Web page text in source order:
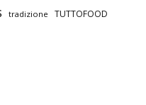
tradizione TUTTOFOOD